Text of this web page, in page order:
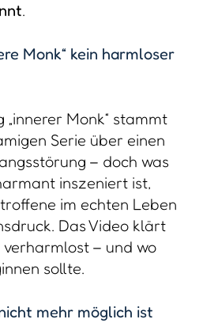
.
Monk“ kein harmloser
„innerer Monk“ stammt
Serie über einen
– doch was
inszeniert ist,
im echten Leben
Das Video klärt
verharmlost – und wo
sollte.
mehr möglich ist